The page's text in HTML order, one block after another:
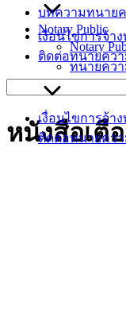
บทความทนาย
Notary Public
Notary
ทนายคว
เงื่อนไขการจ้า
ติดต่อทนายคว
เงื่อนไขการจ้า
ติดต่อทนายคว
for:
หนังสือเตื